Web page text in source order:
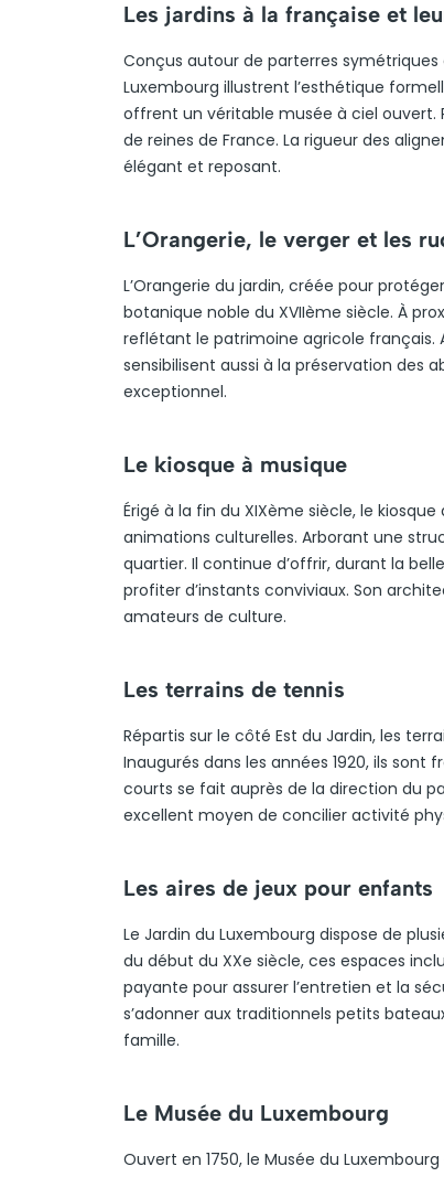
Les jardins à la française et
Conçus autour de parterres
Luxembourg illustrent l’esthétique
offrent un véritable musée à ciel ouvert.
de reines de France. La rigueur des
élégant et reposant.
L’Orangerie, le verger et les
L’Orangerie du jardin, créée pour
botanique noble du XVIIème siècle. À
reflétant le patrimoine agricole français.
sensibilisent aussi à la préservation des
exceptionnel.
Le kiosque à musique
Érigé à la fin du XIXème siècle, le
animations culturelles. Arborant une
quartier. Il continue d’offrir, durant la
profiter d’instants conviviaux. Son
amateurs de culture.
Les terrains de tennis
Répartis sur le côté Est du Jardin, les
Inaugurés dans les années 1920, ils
courts se fait auprès de la direction du
excellent moyen de concilier activité
Les aires de jeux pour enfants
Le Jardin du Luxembourg dispose de
du début du XXe siècle, ces espaces
payante pour assurer l’entretien et la
s’adonner aux traditionnels petits
famille.
Le Musée du Luxembourg
Ouvert en 1750, le Musée du